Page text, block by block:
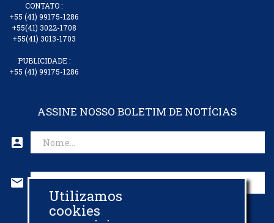
CONTATO :
+55 (41) 99175-1286
+55(41) 3022-1708
+55(41) 3013-1703
PUBLICIDADE :
+55 (41) 99175-1286
ASSINE NOSSO BOLETIM DE NOTÍCIAS
account_box
mail
CADASTRAR EMAIL
Utilizamos
cookies